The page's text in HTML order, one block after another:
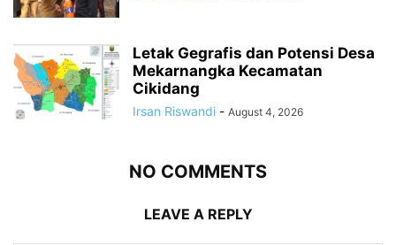
Letak Gegrafis dan Potensi Desa
Mekarnangka Kecamatan
Cikidang
Irsan Riswandi - August 4, 2026
NO COMMENTS
LEAVE A REPLY